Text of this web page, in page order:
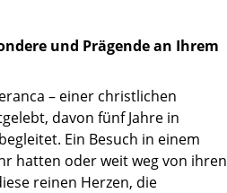
und Prägende an Ihrem
– einer christlichen
davon fünf Jahre in
Ein Besuch in einem
hatten oder weit weg von ihren
reinen Herzen, die